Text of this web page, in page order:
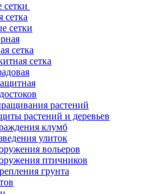
сетки
сетки
сетка
сетка
растений
растений и деревьев
клумб
улиток
вольеров
птичников
грунта